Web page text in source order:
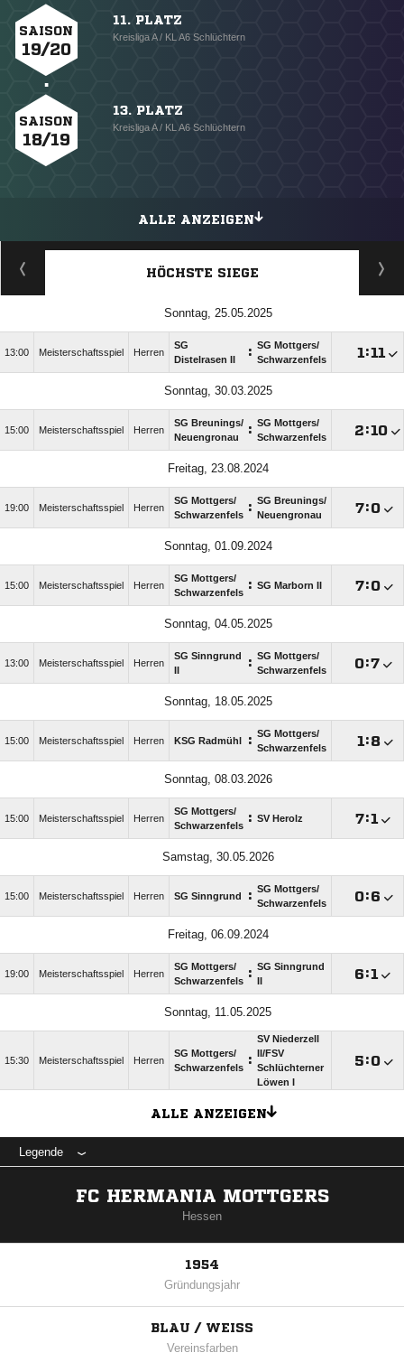
SAISON
19/20
11. PLATZ
Kreisliga A / KL A6 Schlüchtern
SAISON
18/19
13. PLATZ
Kreisliga A / KL A6 Schlüchtern
ALLE ANZEIGEN
HÖCHSTE SIEGE
Sonntag, 25.05.2025
13:00 Meisterschaftsspiel Herren
SG
Distelrasen II
: SG Mottgers/​
Schwarzenfels
:
Sonntag, 30.03.2025
15:00 Meisterschaftsspiel Herren
SG Breunings/​
Neuengronau
: SG Mottgers/​
Schwarzenfels
:
Freitag, 23.08.2024
19:00 Meisterschaftsspiel Herren
SG Mottgers/​
Schwarzenfels : SG Breunings/​
Neuengronau
:
Sonntag, 01.09.2024
15:00 Meisterschaftsspiel Herren
SG Mottgers/​
Schwarzenfels : SG Marborn II :
Sonntag, 04.05.2025
13:00 Meisterschaftsspiel Herren
SG Sinngrund
: SG Mottgers/​
Schwarzenfels
:
Sonntag, 18.05.2025
15:00 Meisterschaftsspiel Herren KSG Radmühl : SG Mottgers/​
Schwarzenfels
:
Sonntag, 08.03.2026
15:00 Meisterschaftsspiel Herren
SG Mottgers/​
Schwarzenfels : SV Herolz :
Samstag, 30.05.2026
15:00 Meisterschaftsspiel Herren SG Sinngrund : SG Mottgers/​
Schwarzenfels
:
Freitag, 06.09.2024
19:00 Meisterschaftsspiel Herren
SG Mottgers/​
Schwarzenfels : SG Sinngrund
:
Sonntag, 11.05.2025
15:30 Meisterschaftsspiel Herren
SG Mottgers/​
Schwarzenfels :
SV Niederzell
II/​FSV
Schlüchterner
Löwen I
:
ALLE ANZEIGEN
Legende
FC HERMANIA MOTTGERS
Hessen
1954
Gründungsjahr
BLAU / WEISS
Vereinsfarben